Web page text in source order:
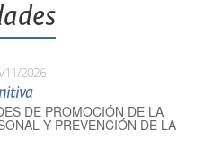
11/2026
DE PROMOCIÓN DE LA
Y PREVENCIÓN DE LA